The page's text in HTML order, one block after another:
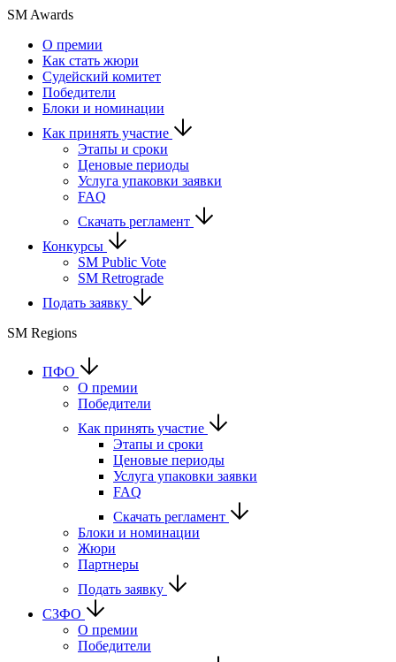
SM Awards
О премии
Как стать жюри
Судейский комитет
Победители
Блоки и номинации
Как принять участие
Этапы и сроки
Ценовые периоды
Услуга упаковки заявки
FAQ
Скачать регламент
Конкурсы
SM Public Vote
SM Retrograde
Подать заявку
SM Regions
ПФО
О премии
Победители
Как принять участие
Этапы и сроки
Ценовые периоды
Услуга упаковки заявки
FAQ
Скачать регламент
Блоки и номинации
Жюри
Партнеры
Подать заявку
СЗФО
О премии
Победители